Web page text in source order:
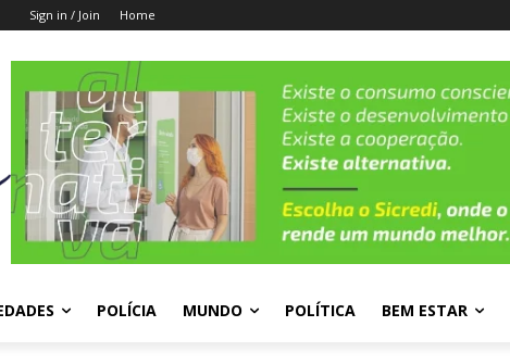
Sign in / Join Home
POLÍCIA MUNDO POLÍTICA BEM ESTAR